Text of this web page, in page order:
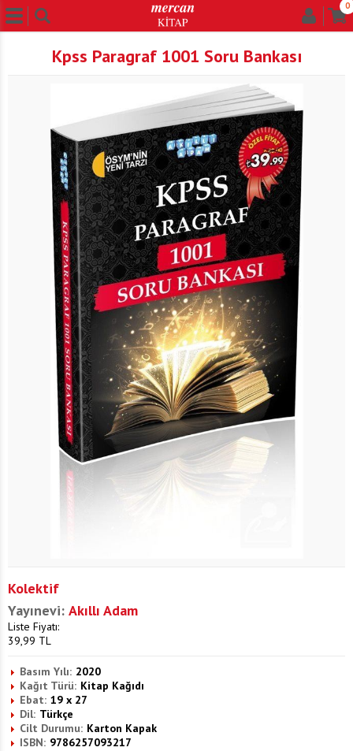
0
Kpss Paragraf 1001 Soru Bankası
Kolektif
Yayınevi: Akıllı Adam
Liste Fiyatı:
39,99 TL
Basım Yılı: 2020
Kağıt Türü: Kitap Kağıdı
Ebat: 19 x 27
Dil: Türkçe
Cilt Durumu: Karton Kapak
ISBN: 9786257093217